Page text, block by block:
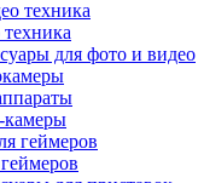
для фото и видео